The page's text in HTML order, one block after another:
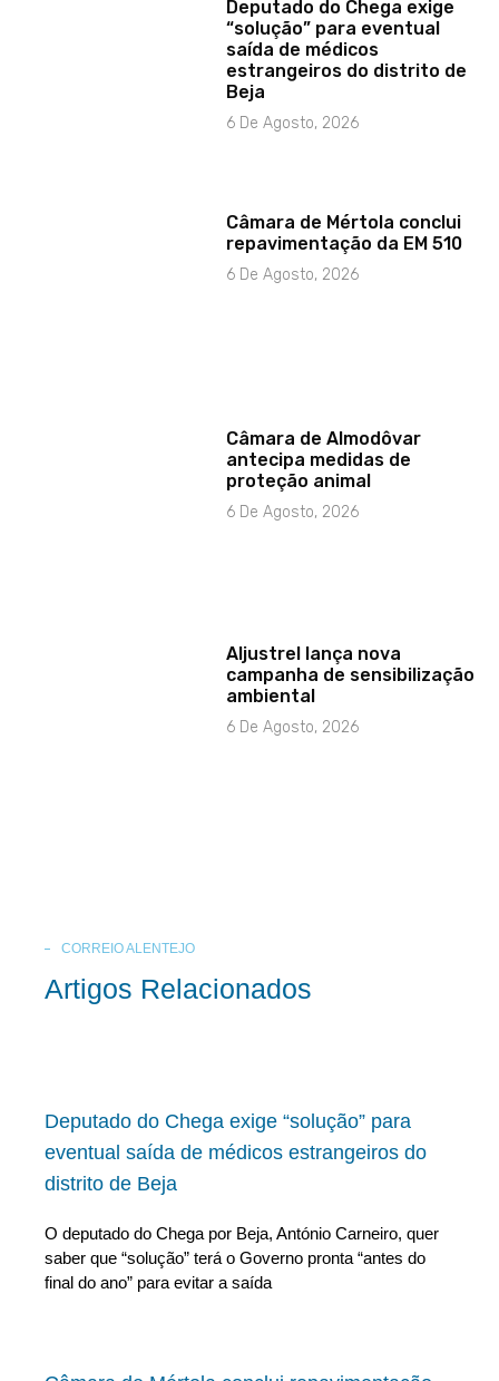
Deputado do Chega exige
“solução” para eventual
saída de médicos
estrangeiros do distrito de
Beja
6 De Agosto, 2026
Câmara de Mértola conclui
repavimentação da EM 510
6 De Agosto, 2026
Câmara de Almodôvar
antecipa medidas de
proteção animal
6 De Agosto, 2026
Aljustrel lança nova
campanha de sensibilização
ambiental
6 De Agosto, 2026
CORREIO ALENTEJO
Artigos Relacionados
Deputado do Chega exige “solução” para
eventual saída de médicos estrangeiros do
distrito de Beja
O deputado do Chega por Beja, António Carneiro, quer
saber que “solução” terá o Governo pronta “antes do
final do ano” para evitar a saída